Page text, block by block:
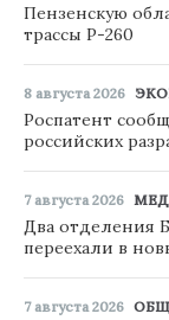
Пензенскую
трассы Р-260
8 августа 2026
Роспатент
российских
7 августа 2026
Два отделения
переехали в
7 августа 2026